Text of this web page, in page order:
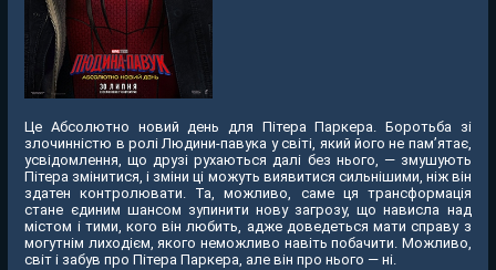
Це Абсолютно новий день для Пітера Паркера. Боротьба зі
злочинністю в ролі Людини-павука у світі, який його не пам’ятає,
усвідомлення, що друзі рухаються далі без нього, — змушують
Пітера змінитися, і зміни ці можуть виявитися сильнішими, ніж він
здатен контролювати. Та, можливо, саме ця трансформація
стане єдиним шансом зупинити нову загрозу, що нависла над
містом і тими, кого він любить, адже доведеться мати справу з
могутнім лиходієм, якого неможливо навіть побачити. Можливо,
світ і забув про Пітера Паркера, але він про нього — ні.